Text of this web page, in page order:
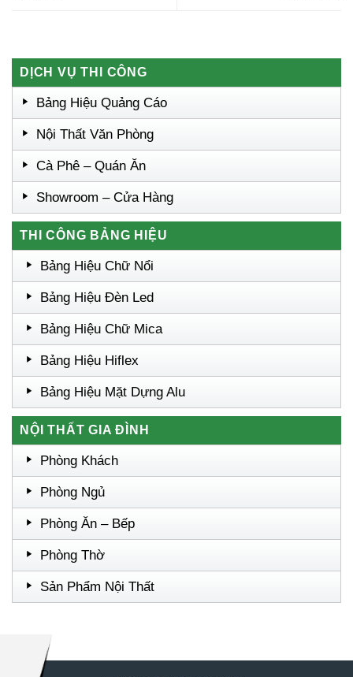
DỊCH VỤ THI CÔNG
Bảng Hiệu Quảng Cáo
Nội Thất Văn Phòng
Cà Phê – Quán Ăn
Showroom – Cửa Hàng
THI CÔNG BẢNG HIỆU
Bảng Hiệu Chữ Nổi
Bảng Hiệu Đèn Led
Bảng Hiệu Chữ Mica
Bảng Hiệu Hiflex
Bảng Hiệu Mặt Dựng Alu
NỘI THẤT GIA ĐÌNH
Phòng Khách
Phòng Ngủ
Phòng Ăn – Bếp
Phòng Thờ
Sản Phẩm Nội Thất